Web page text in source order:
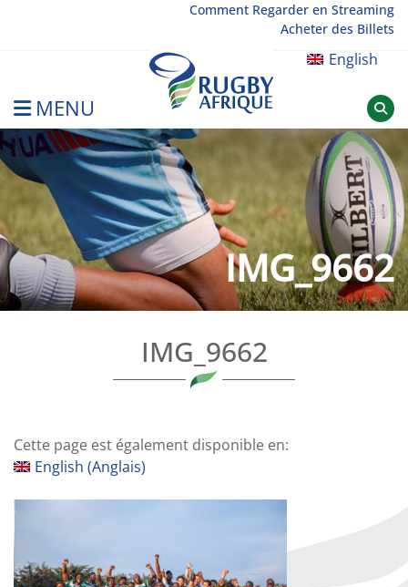
Comment Regarder en Streaming
Acheter des Billets
English
MENU
Rugby Afrique
IMG_9662
IMG_9662
Cette page est également disponible en:
English (Anglais)